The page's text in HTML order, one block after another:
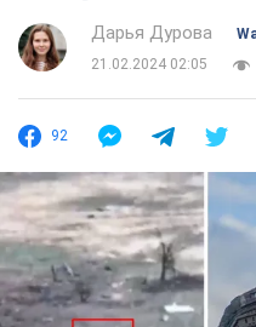
Дарья Дурова
21.02.2024 02:05
92